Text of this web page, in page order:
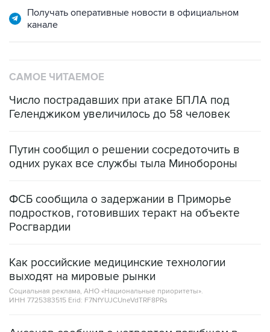
Число пострадавших при атаке БПЛА под
Путин сообщил о решении сосредоточить в
ФСБ сообщила о задержании в Приморье
Росгвардии
Как российские медицинские технологии
Социальная реклама, АНО «Национальные приоритеты».
ИНН 7725383515 Erid: F7NfYUJCUneVdTRF8PRs